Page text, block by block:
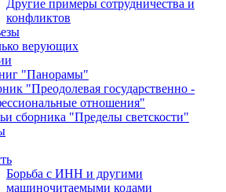
Другие примеры сотрудничества и
конфликтов
верующих
"Панорамы"
"Преодолевая государственно -
отношения"
сборника "Пределы светскости"
Борьба с ИНН и другими
машиночитаемыми кодами